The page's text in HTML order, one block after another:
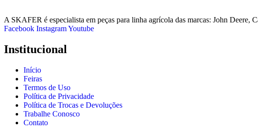
A SKAFER é especialista em peças para linha agrícola das marcas: John
Facebook InstagramYoutube
Institucional
Início
Feiras
Termos de Uso
Política de Privacidade
Política de Trocas e Devoluções
Trabalhe Conosco
Contato